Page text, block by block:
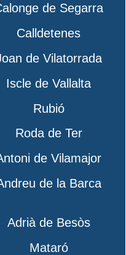
de Segarra
Calldetenes
de Vilatorrada
Iscle de Vallalta
Rubió
Roda de Ter
de Vilamajor
de la Barca
Adrià de Besòs
Mataró